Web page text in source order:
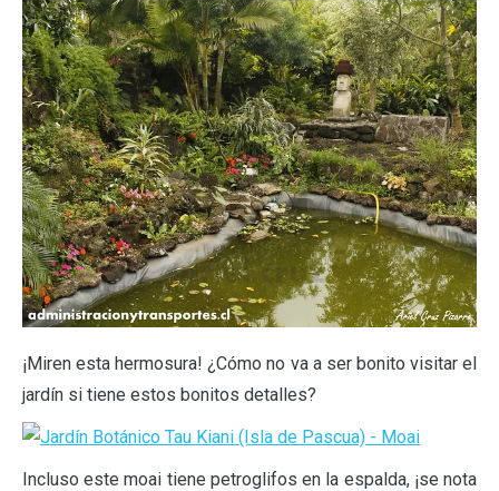
¡Miren esta hermosura! ¿Cómo no va a ser bonito visitar el
jardín si tiene estos bonitos detalles?
Incluso este moai tiene petroglifos en la espalda, ¡se nota